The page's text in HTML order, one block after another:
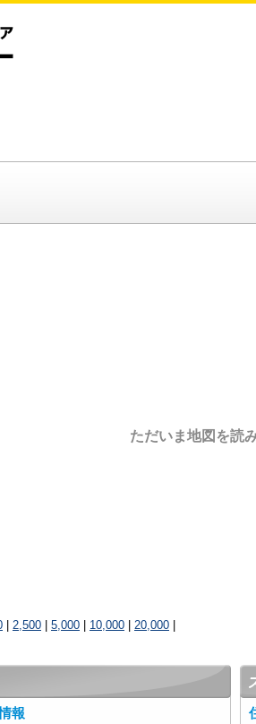
ただいま地図を読
2,500 5,000 10,000 20,000
報